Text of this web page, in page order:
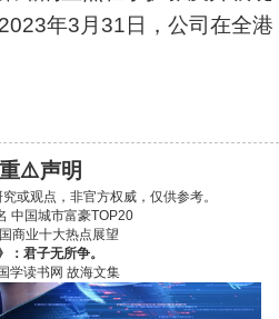
年3月31日，公司在全港
⚠️声明
或观点，非官方权威，仅供参考。
中国城市富豪TOP20
商业十大热点展望
：君子无所争。
国学读书网 故海文集